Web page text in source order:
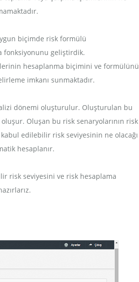
biçimde risk formülü
fonksiyonunu geliştirdik.
hesaplanma biçimini ve formülünü
imkanı sunmaktadır.
dönemi oluşturulur. Oluşturulan bu
Oluşan bu risk senaryolarının risk
edilebilir risk seviyesinin ne olacağı
hesaplanır.
risk seviyesini ve risk hesaplama